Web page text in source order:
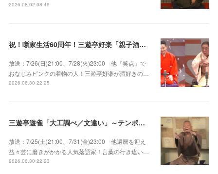
2026.08.02 08:49
祝！噺家生活60周年！三遊亭好楽「親子酒」錦笑亭満堂「桜ん坊」～満堂フェス2026
放送：7/26(日)21:00、7/28(火)23:00 他『笑点』で
おなじみピンクの着物の人！三遊亭好楽が酒好きの…
2026.06.30 22:25
三遊亭遊雀「大工調べ／文違い」～テンポよくたたみかける語り口で人気・実力とも屈指！
放送：7/25(土)21:00、7/31(金)23:00 他還暦を迎え
益々芸に磨きがかかる人気落語家！言葉の行き違い…
2026.06.30 22:23